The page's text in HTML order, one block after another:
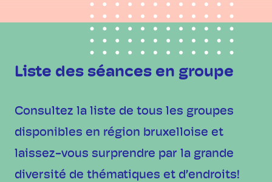
Liste des séances en groupe
Consultez la liste de tous les groupes
disponibles en région bruxelloise et
laissez-vous surprendre par la grande
diversité de thématiques et d’endroits!